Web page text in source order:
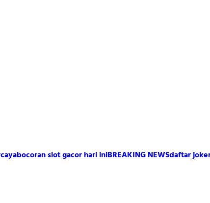
bocoran slot gacor hari iniBREAKING NEWSdaftar